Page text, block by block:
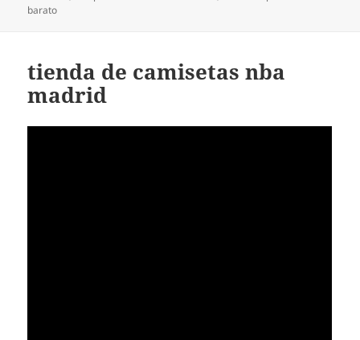
barato
tienda de camisetas nba
madrid